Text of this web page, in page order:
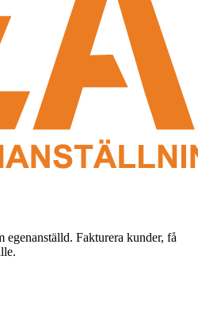
egenanställd. Fakturera kunder, få